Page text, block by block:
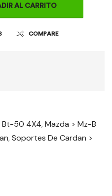
AL CARRITO
COMPARE
Bt-50 4X4, Mazda > Mz-B
, Soportes De Cardan >